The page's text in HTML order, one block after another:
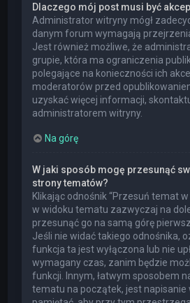
Dlaczego mój post musi być
Administrator witryny mógł
danym forum wymagają
Jest również możliwe, że
grupie, która ma ograniczenia
polegające na konieczności ich
moderatorów przed
uzyskać więcej informacji,
administratorem witryny.
Na górę
W jaki sposób mogę przesunąć
strony tematów?
Klikając odnośnik “Przesuń temat
w widoku tematu zazwyczaj na
przesunąć go na samą górę
Jeśli nie widać takiego odnośnika,
funkcja ta jest wyłączona lub nie
wymagany czas, zanim będzie
funkcji. Innym, łatwym sposobem
tematu na początek, jest napisanie